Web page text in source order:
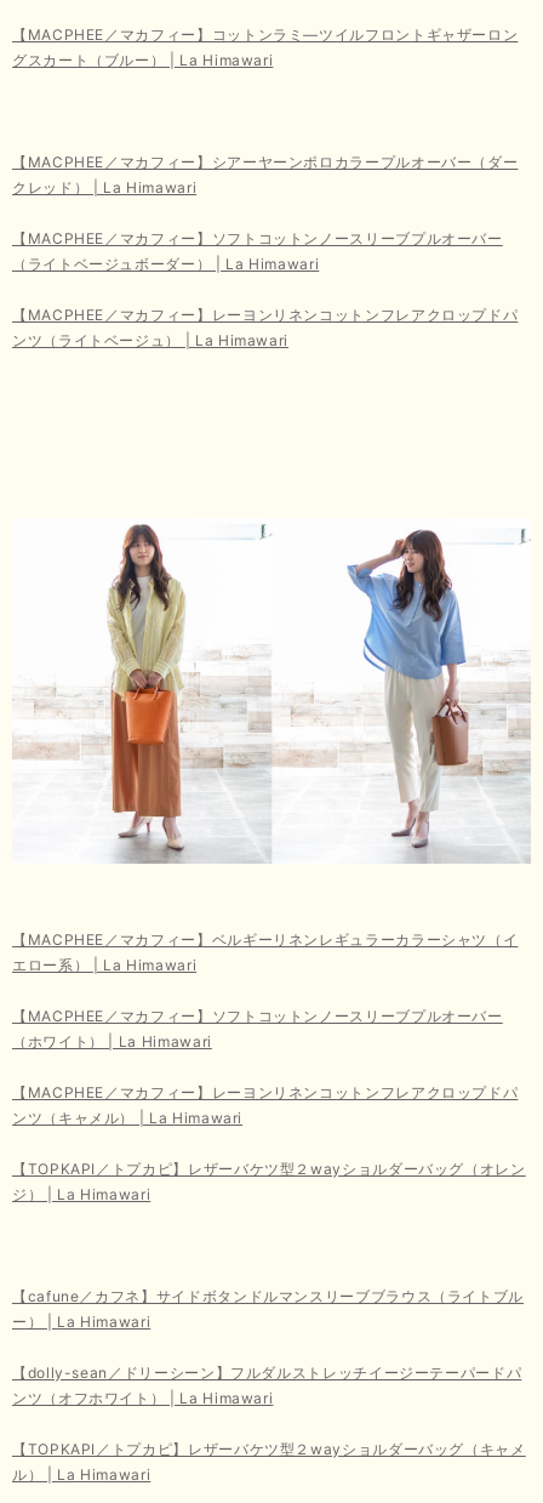
【MACPHEE／マカフィー】コットンラミ―ツイルフロントギャザーロン
グスカート（ブルー） | La Himawari
【MACPHEE／マカフィー】シアーヤーンポロカラープルオーバー（ダー
クレッド） | La Himawari
【MACPHEE／マカフィー】ソフトコットンノースリーブプルオーバー
（ライトベージュボーダー） | La Himawari
【MACPHEE／マカフィー】レーヨンリネンコットンフレアクロップドパ
ンツ（ライトベージュ） | La Himawari
【MACPHEE／マカフィー】ベルギーリネンレギュラーカラーシャツ（イ
エロー系） | La Himawari
【MACPHEE／マカフィー】ソフトコットンノースリーブプルオーバー
（ホワイト） | La Himawari
【MACPHEE／マカフィー】レーヨンリネンコットンフレアクロップドパ
ンツ（キャメル） | La Himawari
【TOPKAPI／トプカピ】レザーバケツ型２wayショルダーバッグ（オレン
ジ） | La Himawari
【cafune／カフネ】サイドボタンドルマンスリーブブラウス（ライトブル
ー） | La Himawari
【dolly-sean／ドリーシーン】フルダルストレッチイージーテーパードパ
ンツ（オフホワイト） | La Himawari
【TOPKAPI／トプカピ】レザーバケツ型２wayショルダーバッグ（キャメ
ル） | La Himawari